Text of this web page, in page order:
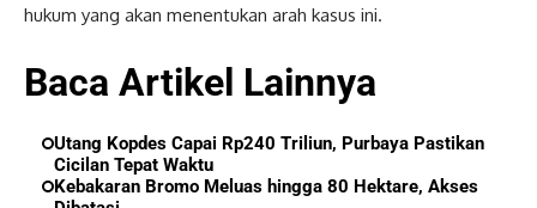
hukum yang akan menentukan arah kasus ini.
Baca Artikel Lainnya
Utang Kopdes Capai Rp240 Triliun, Purbaya Pastikan
Cicilan Tepat Waktu
Kebakaran Bromo Meluas hingga 80 Hektare, Akses